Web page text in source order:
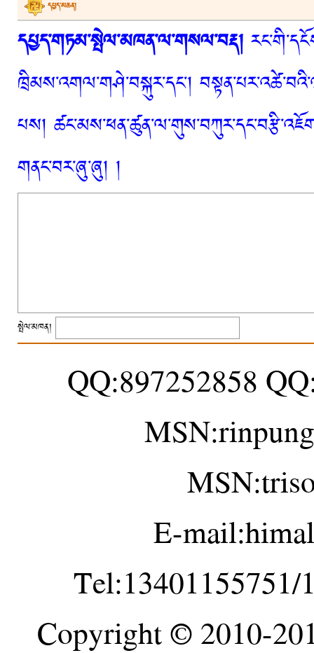
དཔྱད་མཆན།
དཔྱད་གཏམ་སྤེལ་མཁན་ལ་གསལ་བརྡ།
ཁྲིམས་འགལ་གཤེ་བསྐུར་དང་།
པས།
གནང་བར་ཞུ་ཞུ། །
སྤེལ་མཁན།
QQ:897252858
E-
Tel:13401155751/
Copyright © 2010-